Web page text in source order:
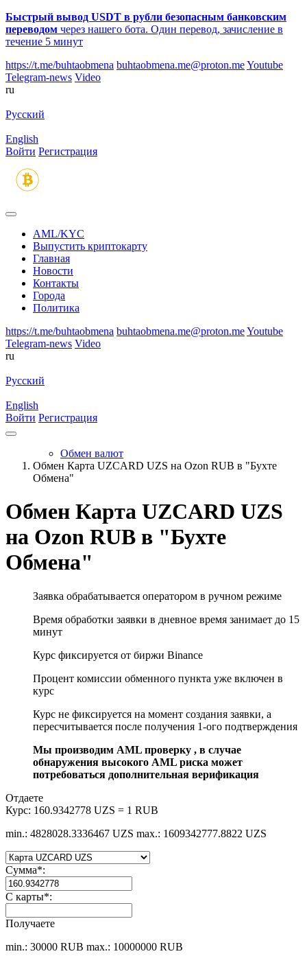
Быстрый вывод USDT в рубли безопасным банковским
переводом через нашего бота. Один перевод, зачисление в
течение 5 минут
https://t.me/buhtaobmena buhtaobmena.me@proton.meYoutube
Telegram-news Video
ru
Русский
English
Войти Регистрация
AML/KYC
Выпустить криптокарту
Главная
Новости
Контакты
Города
Политика
https://t.me/buhtaobmena buhtaobmena.me@proton.meYoutube
Telegram-news Video
ru
Русский
English
Войти Регистрация
Обмен валют
Обмен Карта UZCARD UZS на Ozon RUB в "Бухте
Обмена"
Обмен Карта UZCARD UZS
на Ozon RUB в "Бухте
Обмена"
Заявка обрабатывается оператором в ручном режиме
Время обработки заявки в дневное время занимает до 15
минут
Курс фиксируется от биржи Binance
Процент комиссии обменного пункта уже включен в
курс
Курс не фиксируется на момент создания заявки, а
пересчитывается после получения 1-ого подтверждения
Мы производим AML проверку , в случае
обнаружения высокого AML риска может
потребоваться дополнительная верификация
Отдаете
Курс: 160.9342778 UZS = 1 RUB
min.: 4828028.3336467 UZS max.: 1609342777.8822 UZS
Сумма*:
С карты*:
Получаете
min.: 30000 RUB max.: 10000000 RUB